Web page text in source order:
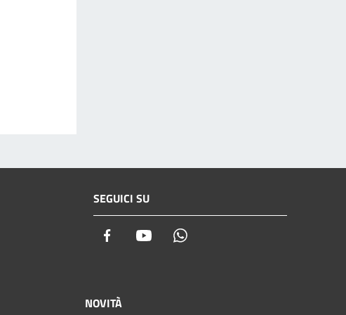
SEGUICI SU
Facebook Youtube
NOVITÀ